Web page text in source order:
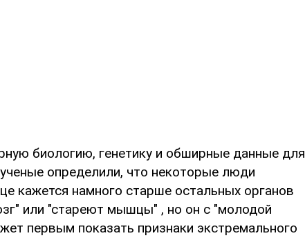
биологию, генетику и обширные данные для
определили, что некоторые люди
кажется намного старше остальных органов
или "стареют мышцы" , но он с "молодой
первым показать признаки экстремального